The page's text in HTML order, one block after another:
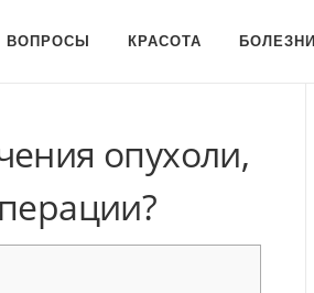
ВОПРОСЫ КРАСОТА БОЛЕЗНИ
опухоли,